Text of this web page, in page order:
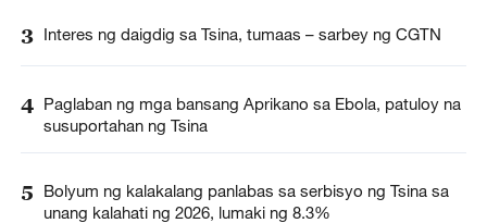
3 Interes ng daigdig sa Tsina, tumaas – sarbey ng CGTN
4 Paglaban ng mga bansang Aprikano sa Ebola, patuloy na
susuportahan ng Tsina
5
Bolyum ng kalakalang panlabas sa serbisyo ng Tsina sa
unang kalahati ng 2026, lumaki ng 8.3%